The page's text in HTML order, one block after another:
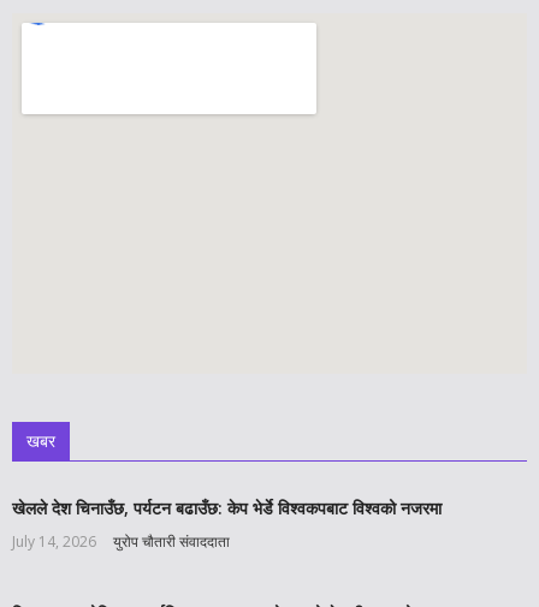
खबर
खेलले देश चिनाउँछ, पर्यटन बढाउँछ: केप भेर्डे विश्वकपबाट विश्वको नजरमा
July 14, 2026 युरोप चौतारी संवाददाता